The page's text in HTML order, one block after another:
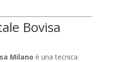
Bovisa
Milano è una tecnica